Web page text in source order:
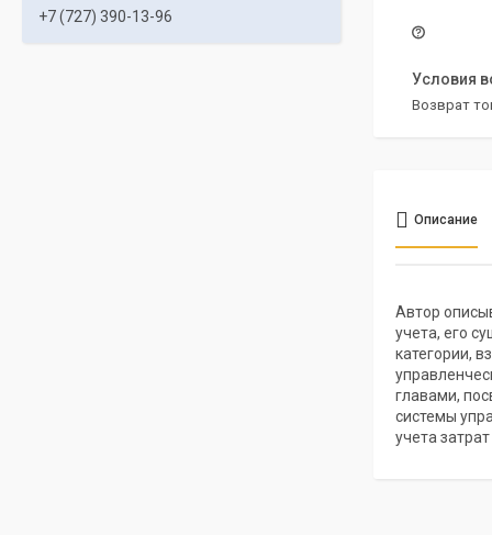
возврат
Описание
Автор
учета, его
категории,
главами,
системы
учета
+7 (727) 390-13-96